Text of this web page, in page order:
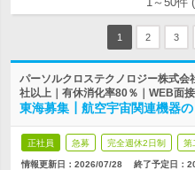
1 2 3
パーソルクロステクノロジー株式
社以上｜有休消化率80％｜WEB面接
東海募集┃航空宇宙関連機器の
正社員 急募 完全週休2日制 第
情報更新日：2026/07/28 終了予定日：